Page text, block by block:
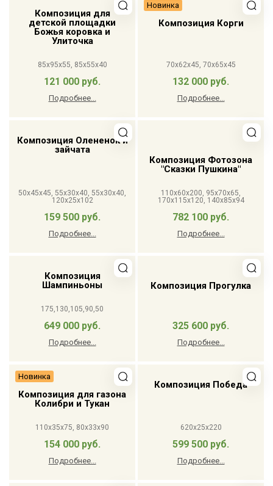
Композиция для
детской площадки
Божья коровка и
Улиточка
85x95x55, 85x55x40
121 000 руб.
Подробнее...
Новинка
Композиция Корги
70x62x45, 70x65x45
132 000 руб.
Подробнее...
Композиция Олененок и
зайчата
50x45x45, 55x30x40, 55x30x40,
120x25x102
159 500 руб.
Подробнее...
Композиция Фотозона
"Сказки Пушкина"
110x60x200, 95x70x65,
170x115x120, 140x85x94
782 100 руб.
Подробнее...
Композиция
Шампиньоны
175,130,105,90,50
649 000 руб.
Подробнее...
Композиция Прогулка
325 600 руб.
Подробнее...
Новинка
Композиция для газона
Колибри и Тукан
110x35x75, 80x33x90
154 000 руб.
Подробнее...
Композиция Победа
620x25x220
599 500 руб.
Подробнее...